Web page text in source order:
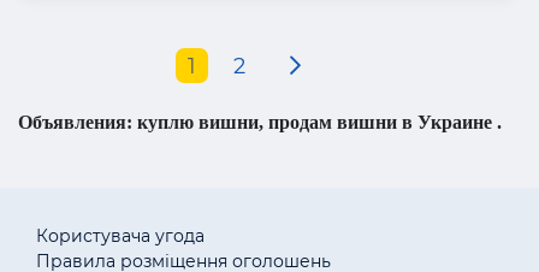
1 2
Объявления: куплю вишни, продам вишни в Украине .
Користувача угода
Правила розміщення оголошень